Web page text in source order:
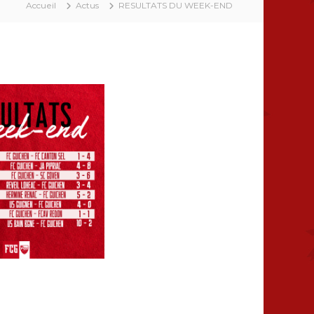
Accueil Actus RESULTATS DU WEEK-END